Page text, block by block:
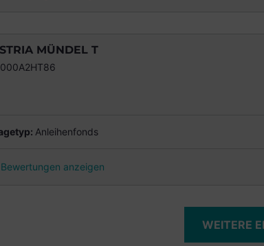
MÜNDEL T
: Anleihenfonds
Bewertungen anzeigen
WEITERE